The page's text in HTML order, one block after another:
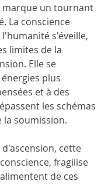
marque un tournant
La conscience
s'éveille,
limites de la
Elle se
plus
et à des
les schémas
la soumission.
cette
fragilise
de ces